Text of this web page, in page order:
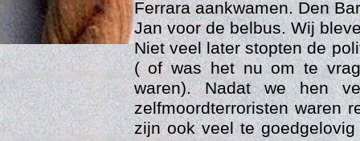
Ferrara aankwamen. Den
Jan voor de belbus. Wij
Niet veel later stopten de
( of was het nu om te
waren). Nadat we hen
zelfmoordterroristen waren
zijn ook veel te